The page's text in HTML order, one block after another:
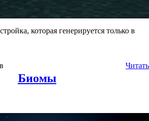
которая генерируется только в
Читать
Биомы